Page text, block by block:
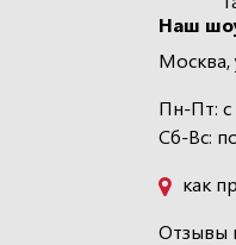
Наш
Москва,
Пн-Пт: с
Сб-Вс:
как
Отзывы